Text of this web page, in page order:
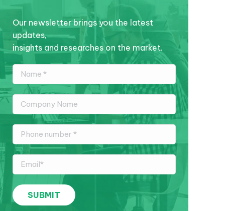
Our newsletter brings you the latest
updates,
insights and researches on the market.